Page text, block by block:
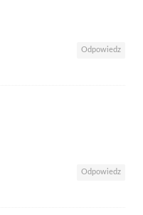
Odpowiedz
Odpowiedz